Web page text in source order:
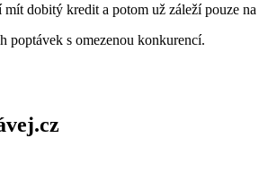
dobitý kredit a potom už záleží pouze
poptávek s omezenou konkurencí.